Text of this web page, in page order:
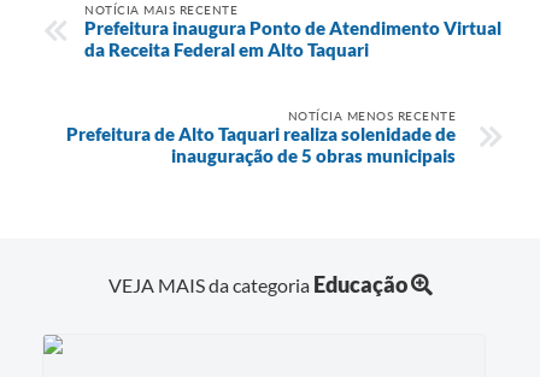
NOTÍCIA MAIS RECENTE
Prefeitura inaugura Ponto de Atendimento Virtual
da Receita Federal em Alto Taquari
NOTÍCIA MENOS RECENTE
Prefeitura de Alto Taquari realiza solenidade de
inauguração de 5 obras municipais
VEJA MAIS da categoria Educação